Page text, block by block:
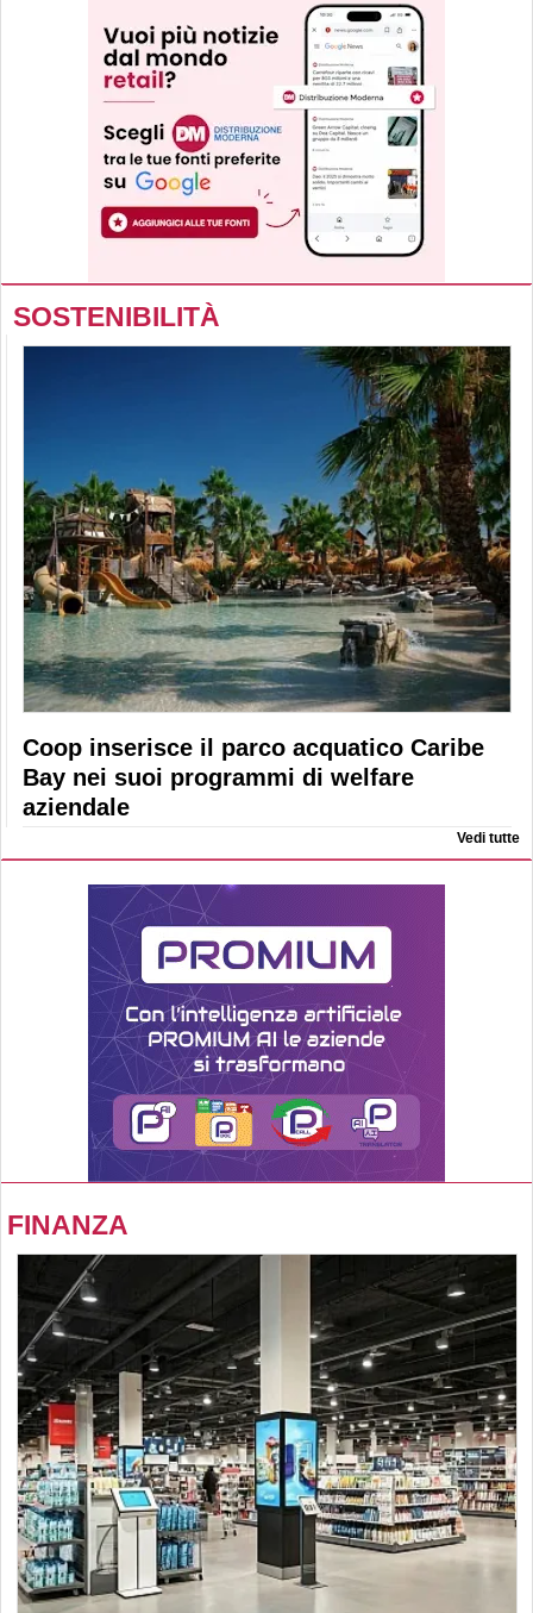
SOSTENIBILITÀ
Coop inserisce il parco acquatico Caribe
Bay nei suoi programmi di welfare
aziendale
Vedi tutte
FINANZA